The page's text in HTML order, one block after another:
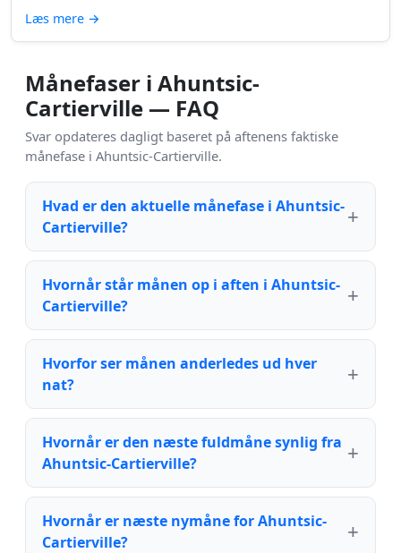
Læs mere →
Månefaser i Ahuntsic-
Cartierville — FAQ
Svar opdateres dagligt baseret på aftenens faktiske
månefase i Ahuntsic-Cartierville.
Hvad er den aktuelle månefase i Ahuntsic-
Cartierville?
Hvornår står månen op i aften i Ahuntsic-
Cartierville?
Hvorfor ser månen anderledes ud hver
nat?
Hvornår er den næste fuldmåne synlig fra
Ahuntsic-Cartierville?
Hvornår er næste nymåne for Ahuntsic-
Cartierville?